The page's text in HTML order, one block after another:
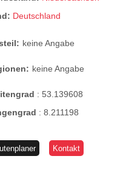
Deutschland
keine Angabe
keine Angabe
:53.139608
:8.211198
Kontakt